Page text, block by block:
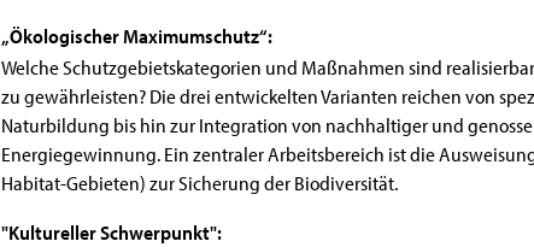
„Ökologischer Maximumschutz“:
Welche Schutzgebietskategorien und Maßnahmen sind
zu gewährleisten? Die drei entwickelten Varianten reichen von
Naturbildung bis hin zur Integration von nachhaltiger und
Energiegewinnung. Ein zentraler Arbeitsbereich ist die
Habitat-Gebieten) zur Sicherung der Biodiversität.
"Kultureller Schwerpunkt":